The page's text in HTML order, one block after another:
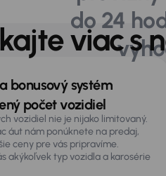
do 24
bonusový systém
viac s
počet vozidiel
vozidiel nie je nijako limitovaný.
áut nám ponúknete na predaj,
ceny pre vás pripravíme.
akýkoľvek typ vozidla a karosérie